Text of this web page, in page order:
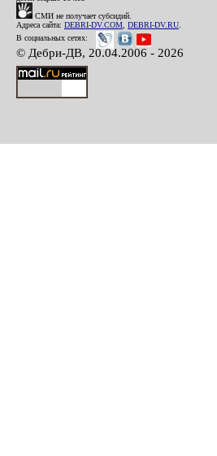
СМИ не получает субсидий.
Адреса сайта: DEBRI-DV.COM DEBRI-DV.RU
В социальных сетях:
© Дебри-ДВ, 20.04.2006 - 2026